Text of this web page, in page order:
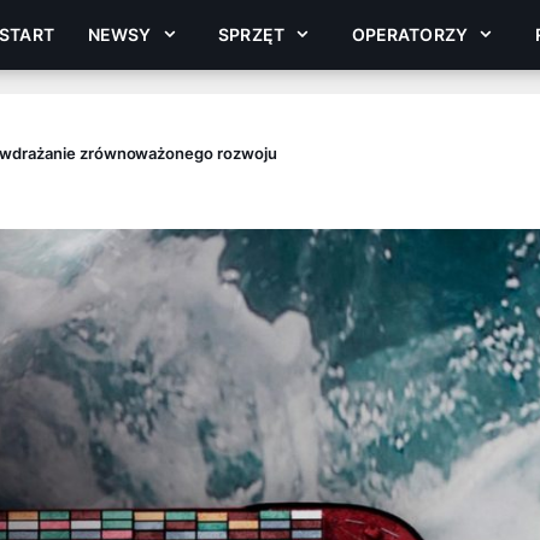
START NEWSY SPRZĘT OPERATORZY
zrównoważonego rozwoju